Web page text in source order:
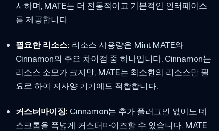
사하며, MATE는 더 전통적이고 기본적인 인터페이스
를 제공합니다.
필요한 리소스: 리소스 사용량은 Mint MATE와
Cinnamon의 주요 차이점 중 하나입니다. Cinnamon는
리소스 소모가 크지만, MATE는 최소한의 리소스만 필
요로 하여 저사양 기기에도 적합합니다.
커스터마이징: Cinnamon는 추가 플러그인 없이도 데
스크톱을 폭넓게 커스터마이즈할 수 있습니다. MATE